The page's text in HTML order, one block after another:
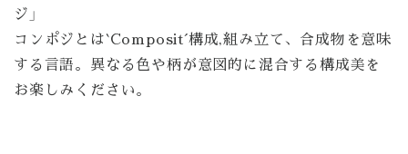
ジ」
コンポジとは`Composit´構成,組み立て、合成物を意味
する言語。異なる色や柄が意図的に混合する構成美を
お楽しみください。